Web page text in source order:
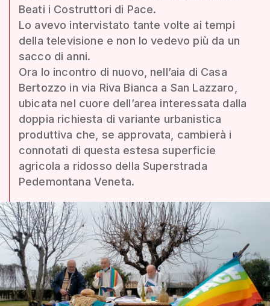
Beati i Costruttori di Pace.
Lo avevo intervistato tante volte ai tempi
della televisione e non lo vedevo più da un
sacco di anni.
Ora lo incontro di nuovo, nell’aia di Casa
Bertozzo in via Riva Bianca a San Lazzaro,
ubicata nel cuore dell’area interessata dalla
doppia richiesta di variante urbanistica
produttiva che, se approvata, cambierà i
connotati di questa estesa superficie
agricola a ridosso della Superstrada
Pedemontana Veneta.